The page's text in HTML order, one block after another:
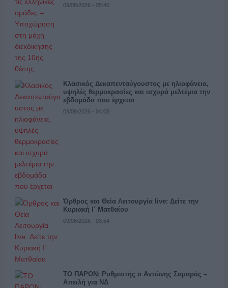
09/08/2026 - 05:40
Κλασικός Δεκαπενταύγουστος με ηλιοφάνεια,
υψηλές θερμοκρασίες και ισχυρά μελτέμια την
εβδομάδα που έρχεται
09/08/2026 - 04:08
Όρθρος και Θεία Λειτουργία live: Δείτε την
Κυριακή Ι΄ Ματθαίου
09/08/2026 - 03:54
ΤΟ ΠΑΡΟΝ: Ρυθμιστής ο Αντώνης Σαμαράς –
Απειλή για ΝΔ